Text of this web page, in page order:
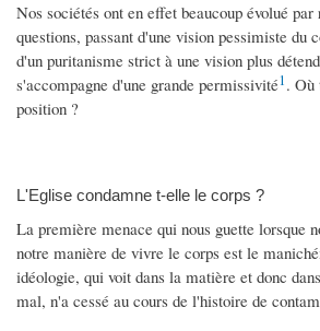
Nos sociétés ont en effet beaucoup évolué par
questions, passant d'une vision pessimiste du
d'un puritanisme strict à une vision plus
s'accompagne d'une grande permissivité1. Où
position ?
L'Eglise condamne t-elle le corps ?
La première menace qui nous guette lorsque
notre manière de vivre le corps est le
idéologie, qui voit dans la matière et donc
mal, n'a cessé au cours de l'histoire de